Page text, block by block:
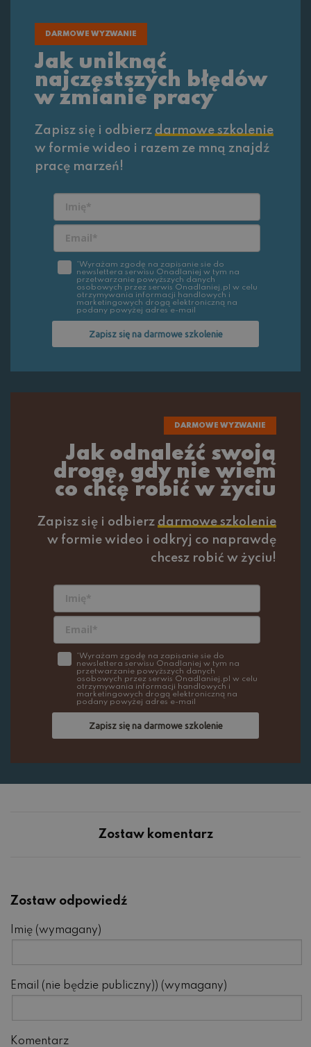
DARMOWE WYZWANIE
Jak uniknąć
najczęstszych błędów
w zmianie pracy
Zapisz się i odbierz darmowe szkolenie
w formie wideo i razem ze mną znajdź
pracę marzeń!
*Wyrażam zgodę na zapisanie sie do
newslettera serwisu Onadlaniej w tym na
przetwarzanie powyższych danych
osobowych przez serwis Onadlaniej.pl w celu
otrzymywania informacji handlowych i
marketingowych drogą elektroniczną na
podany powyżej adres e-mail
Zapisz się na darmowe szkolenie
DARMOWE WYZWANIE
Jak odnaleźć swoją
drogę, gdy nie wiem
co chcę robić w życiu
Zapisz się i odbierz darmowe szkolenie
w formie wideo i odkryj co naprawdę
chcesz robić w życiu!
*Wyrażam zgodę na zapisanie sie do
newslettera serwisu Onadlaniej w tym na
przetwarzanie powyższych danych
osobowych przez serwis Onadlaniej.pl w celu
otrzymywania informacji handlowych i
marketingowych drogą elektroniczną na
podany powyżej adres e-mail
Zapisz się na darmowe szkolenie
Zostaw komentarz
Zostaw odpowiedź
Imię (wymagany)
Email (nie będzie publiczny)) (wymagany)
Komentarz